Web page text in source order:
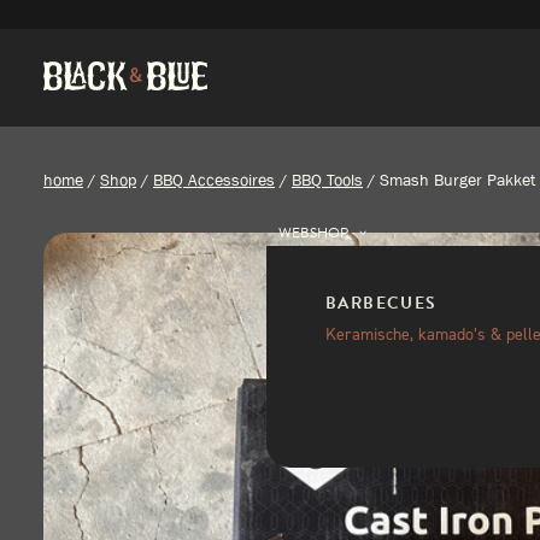
WEBSHOP
BARBECUES
Keramische, kamado’s &
home / Shop / BBQ Accessoires / BBQ Tools / Smash Burger Pakket